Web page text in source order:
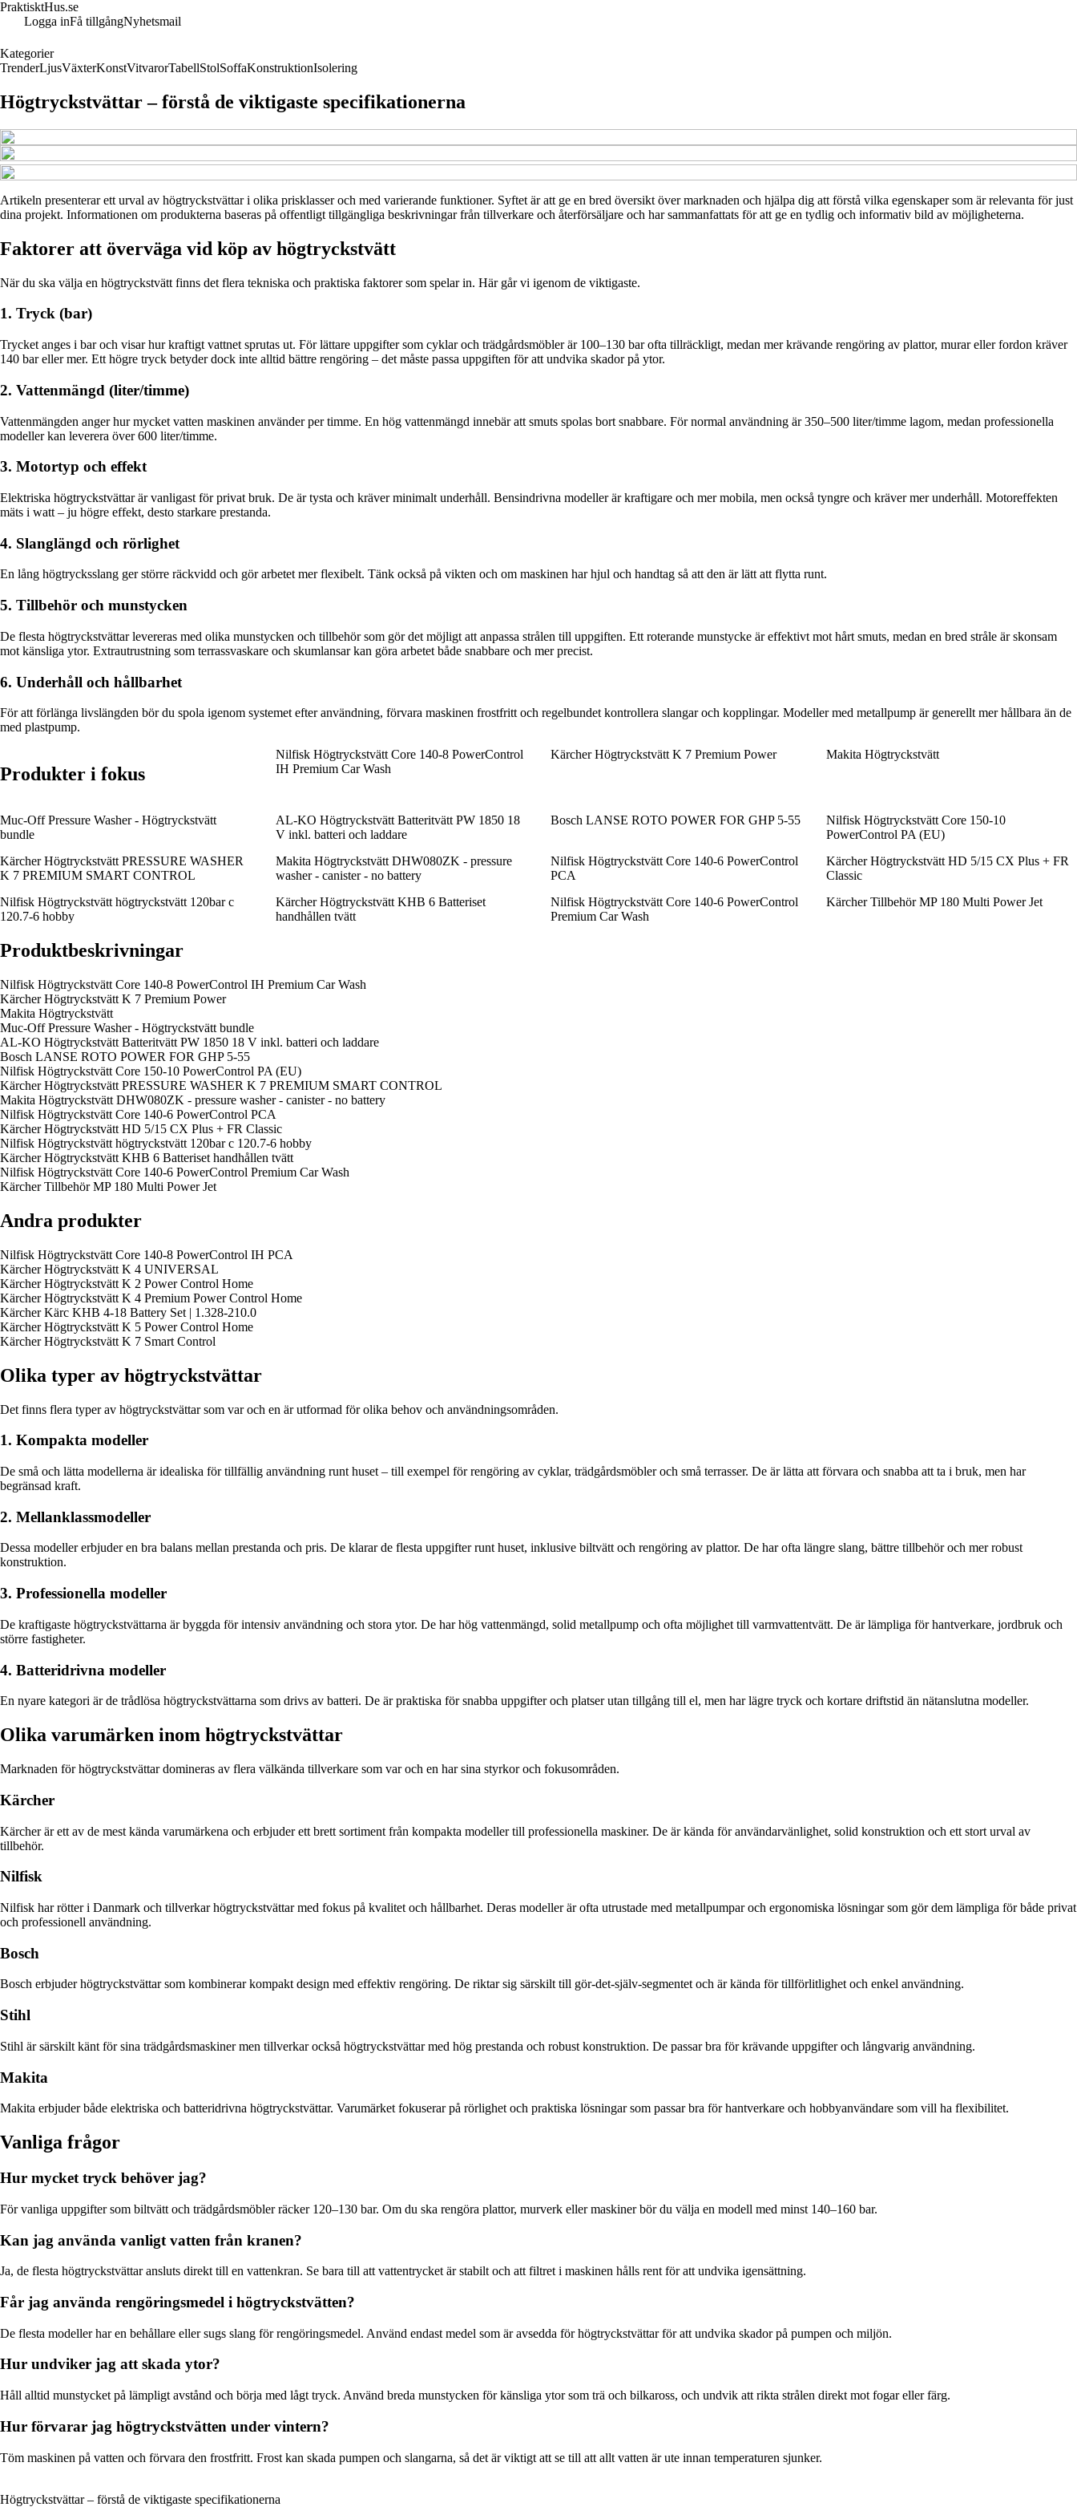
PraktisktHus.se
Logga inFå tillgångNyhetsmail
Kategorier
TrenderLjusVäxterKonstVitvarorTabellStolSoffaKonstruktionIsolering
Högtryckstvättar – förstå de viktigaste specifikationerna
Artikeln presenterar ett urval av högtryckstvättar i olika prisklasser och med varierande funktioner. Syftet är att ge en bred översikt över marknaden och hjälpa dig att förstå vilka egenskaper som är relevanta för just
dina projekt. Informationen om produkterna baseras på offentligt tillgängliga beskrivningar från tillverkare och återförsäljare och har sammanfattats för att ge en tydlig och informativ bild av möjligheterna.
Faktorer att överväga vid köp av högtryckstvätt
När du ska välja en högtryckstvätt finns det flera tekniska och praktiska faktorer som spelar in. Här går vi igenom de viktigaste.
1. Tryck (bar)
Trycket anges i bar och visar hur kraftigt vattnet sprutas ut. För lättare uppgifter som cyklar och trädgårdsmöbler är 100–130 bar ofta tillräckligt, medan mer krävande rengöring av plattor, murar eller fordon kräver
140 bar eller mer. Ett högre tryck betyder dock inte alltid bättre rengöring – det måste passa uppgiften för att undvika skador på ytor.
2. Vattenmängd (liter/timme)
Vattenmängden anger hur mycket vatten maskinen använder per timme. En hög vattenmängd innebär att smuts spolas bort snabbare. För normal användning är 350–500 liter/timme lagom, medan professionella
modeller kan leverera över 600 liter/timme.
3. Motortyp och effekt
Elektriska högtryckstvättar är vanligast för privat bruk. De är tysta och kräver minimalt underhåll. Bensindrivna modeller är kraftigare och mer mobila, men också tyngre och kräver mer underhåll. Motoreffekten
mäts i watt – ju högre effekt, desto starkare prestanda.
4. Slanglängd och rörlighet
En lång högtrycksslang ger större räckvidd och gör arbetet mer flexibelt. Tänk också på vikten och om maskinen har hjul och handtag så att den är lätt att flytta runt.
5. Tillbehör och munstycken
De flesta högtryckstvättar levereras med olika munstycken och tillbehör som gör det möjligt att anpassa strålen till uppgiften. Ett roterande munstycke är effektivt mot hårt smuts, medan en bred stråle är skonsam
mot känsliga ytor. Extrautrustning som terrassvaskare och skumlansar kan göra arbetet både snabbare och mer precist.
6. Underhåll och hållbarhet
För att förlänga livslängden bör du spola igenom systemet efter användning, förvara maskinen frostfritt och regelbundet kontrollera slangar och kopplingar. Modeller med metallpump är generellt mer hållbara än de
med plastpump.
Produkter i fokus
Nilfisk Högtryckstvätt Core 140-8 PowerControl
IH Premium Car Wash
Kärcher Högtryckstvätt K 7 Premium Power Makita Högtryckstvätt
Muc-Off Pressure Washer - Högtryckstvätt
bundle
AL-KO Högtryckstvätt Batteritvätt PW 1850 18
V inkl. batteri och laddare
Bosch LANSE ROTO POWER FOR GHP 5-55
Nilfisk Högtryckstvätt Core 150-10
PowerControl PA (EU)
Kärcher Högtryckstvätt PRESSURE WASHER
K 7 PREMIUM SMART CONTROL
Makita Högtryckstvätt DHW080ZK - pressure
washer - canister - no battery
Nilfisk Högtryckstvätt Core 140-6 PowerControl
PCA
Kärcher Högtryckstvätt HD 5/15 CX Plus + FR
Classic
Nilfisk Högtryckstvätt högtryckstvätt 120bar c
120.7-6 hobby
Kärcher Högtryckstvätt KHB 6 Batteriset
handhållen tvätt
Nilfisk Högtryckstvätt Core 140-6 PowerControl
Premium Car Wash
Kärcher Tillbehör MP 180 Multi Power Jet
Produktbeskrivningar
Nilfisk Högtryckstvätt Core 140-8 PowerControl IH Premium Car Wash
Kärcher Högtryckstvätt K 7 Premium Power
Makita Högtryckstvätt
Muc-Off Pressure Washer - Högtryckstvätt bundle
AL-KO Högtryckstvätt Batteritvätt PW 1850 18 V inkl. batteri och laddare
Bosch LANSE ROTO POWER FOR GHP 5-55
Nilfisk Högtryckstvätt Core 150-10 PowerControl PA (EU)
Kärcher Högtryckstvätt PRESSURE WASHER K 7 PREMIUM SMART CONTROL
Makita Högtryckstvätt DHW080ZK - pressure washer - canister - no battery
Nilfisk Högtryckstvätt Core 140-6 PowerControl PCA
Kärcher Högtryckstvätt HD 5/15 CX Plus + FR Classic
Nilfisk Högtryckstvätt högtryckstvätt 120bar c 120.7-6 hobby
Kärcher Högtryckstvätt KHB 6 Batteriset handhållen tvätt
Nilfisk Högtryckstvätt Core 140-6 PowerControl Premium Car Wash
Kärcher Tillbehör MP 180 Multi Power Jet
Andra produkter
Nilfisk Högtryckstvätt Core 140-8 PowerControl IH PCA
Kärcher Högtryckstvätt K 4 UNIVERSAL
Kärcher Högtryckstvätt K 2 Power Control Home
Kärcher Högtryckstvätt K 4 Premium Power Control Home
Kärcher Kärc KHB 4-18 Battery Set | 1.328-210.0
Kärcher Högtryckstvätt K 5 Power Control Home
Kärcher Högtryckstvätt K 7 Smart Control
Olika typer av högtryckstvättar
Det finns flera typer av högtryckstvättar som var och en är utformad för olika behov och användningsområden.
1. Kompakta modeller
De små och lätta modellerna är idealiska för tillfällig användning runt huset – till exempel för rengöring av cyklar, trädgårdsmöbler och små terrasser. De är lätta att förvara och snabba att ta i bruk, men har
begränsad kraft.
2. Mellanklassmodeller
Dessa modeller erbjuder en bra balans mellan prestanda och pris. De klarar de flesta uppgifter runt huset, inklusive biltvätt och rengöring av plattor. De har ofta längre slang, bättre tillbehör och mer robust
konstruktion.
3. Professionella modeller
De kraftigaste högtryckstvättarna är byggda för intensiv användning och stora ytor. De har hög vattenmängd, solid metallpump och ofta möjlighet till varmvattentvätt. De är lämpliga för hantverkare, jordbruk och
större fastigheter.
4. Batteridrivna modeller
En nyare kategori är de trådlösa högtryckstvättarna som drivs av batteri. De är praktiska för snabba uppgifter och platser utan tillgång till el, men har lägre tryck och kortare driftstid än nätanslutna modeller.
Olika varumärken inom högtryckstvättar
Marknaden för högtryckstvättar domineras av flera välkända tillverkare som var och en har sina styrkor och fokusområden.
Kärcher
Kärcher är ett av de mest kända varumärkena och erbjuder ett brett sortiment från kompakta modeller till professionella maskiner. De är kända för användarvänlighet, solid konstruktion och ett stort urval av
tillbehör.
Nilfisk
Nilfisk har rötter i Danmark och tillverkar högtryckstvättar med fokus på kvalitet och hållbarhet. Deras modeller är ofta utrustade med metallpumpar och ergonomiska lösningar som gör dem lämpliga för både privat
och professionell användning.
Bosch
Bosch erbjuder högtryckstvättar som kombinerar kompakt design med effektiv rengöring. De riktar sig särskilt till gör-det-själv-segmentet och är kända för tillförlitlighet och enkel användning.
Stihl
Stihl är särskilt känt för sina trädgårdsmaskiner men tillverkar också högtryckstvättar med hög prestanda och robust konstruktion. De passar bra för krävande uppgifter och långvarig användning.
Makita
Makita erbjuder både elektriska och batteridrivna högtryckstvättar. Varumärket fokuserar på rörlighet och praktiska lösningar som passar bra för hantverkare och hobbyanvändare som vill ha flexibilitet.
Vanliga frågor
Hur mycket tryck behöver jag?
För vanliga uppgifter som biltvätt och trädgårdsmöbler räcker 120–130 bar. Om du ska rengöra plattor, murverk eller maskiner bör du välja en modell med minst 140–160 bar.
Kan jag använda vanligt vatten från kranen?
Ja, de flesta högtryckstvättar ansluts direkt till en vattenkran. Se bara till att vattentrycket är stabilt och att filtret i maskinen hålls rent för att undvika igensättning.
Får jag använda rengöringsmedel i högtryckstvätten?
De flesta modeller har en behållare eller sugs slang för rengöringsmedel. Använd endast medel som är avsedda för högtryckstvättar för att undvika skador på pumpen och miljön.
Hur undviker jag att skada ytor?
Håll alltid munstycket på lämpligt avstånd och börja med lågt tryck. Använd breda munstycken för känsliga ytor som trä och bilkaross, och undvik att rikta strålen direkt mot fogar eller färg.
Hur förvarar jag högtryckstvätten under vintern?
Töm maskinen på vatten och förvara den frostfritt. Frost kan skada pumpen och slangarna, så det är viktigt att se till att allt vatten är ute innan temperaturen sjunker.
Högtryckstvättar – förstå de viktigaste specifikationerna